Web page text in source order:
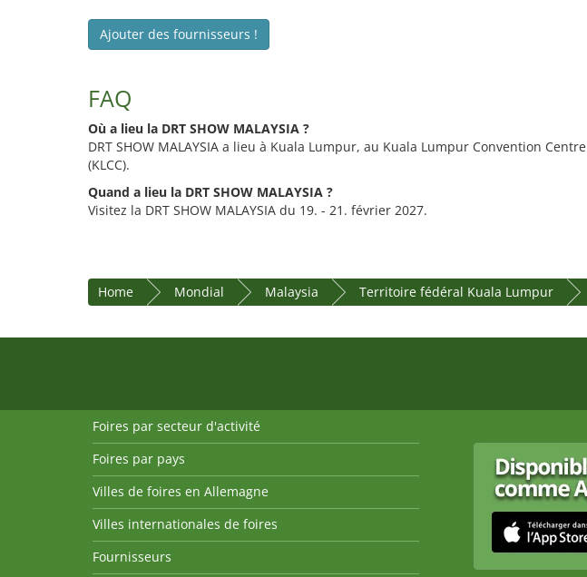
Ajouter des fournisseurs !
FAQ
Où a lieu la DRT SHOW MALAYSIA ?
DRT SHOW MALAYSIA a lieu à Kuala Lumpur, au Kuala Lumpur Convention Centre
(KLCC).
Quand a lieu la DRT SHOW MALAYSIA ?
Visitez la DRT SHOW MALAYSIA du 19. - 21. février 2027.
Home Mondial Malaysia Territoire fédéral Kuala Lumpur
Foires par secteur d'activité
Foires par pays
Villes de foires en Allemagne
Villes internationales de foires
Fournisseurs